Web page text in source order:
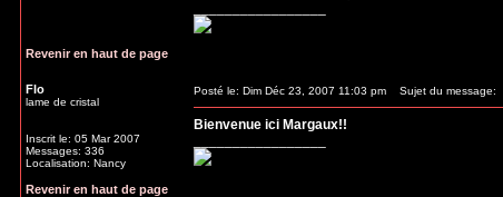
Revenir en haut de page
Flo
lame de cristal
Inscrit le: 05 Mar 2007
Messages: 336
Localisation: Nancy
Posté le: Dim Déc 23, 2007 11:03 pm Sujet du message:
Bienvenue ici Margaux!!
Revenir en haut de page